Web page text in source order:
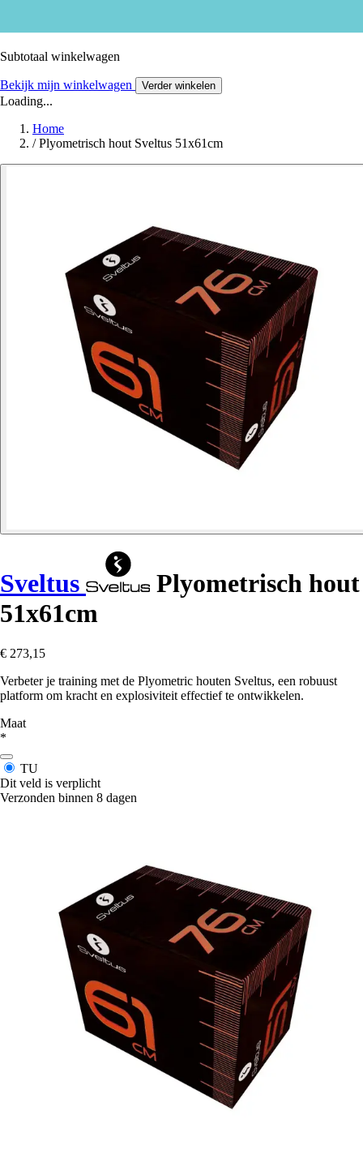
Subtotaal winkelwagen
Bekijk mijn winkelwagen Verder winkelen
Loading...
Home
/ Plyometrisch hout Sveltus 51x61cm
Sveltus
Plyometrisch hout
51x61cm
€ 273,15
Verbeter je training met de Plyometric houten Sveltus, een robuust
platform om kracht en explosiviteit effectief te ontwikkelen.
Maat
*
TU
Dit veld is verplicht
Verzonden binnen 8 dagen